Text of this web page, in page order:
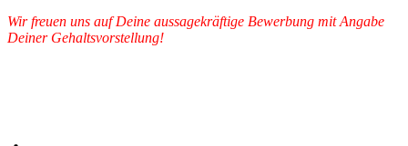
Wir freuen uns auf Deine aussagekräftige Bewerbung mit Angabe
Deiner Gehaltsvorstellung!